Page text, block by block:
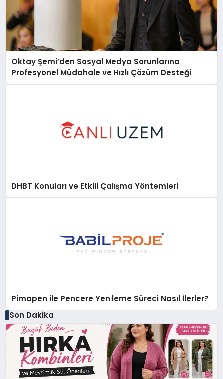
Oktay Şemi’den Sosyal Medya Sorunlarına
Profesyonel Müdahale ve Hızlı Çözüm Desteği
DHBT Konuları ve Etkili Çalışma Yöntemleri
Pimapen ile Pencere Yenileme Süreci Nasıl İlerler?
Son Dakika